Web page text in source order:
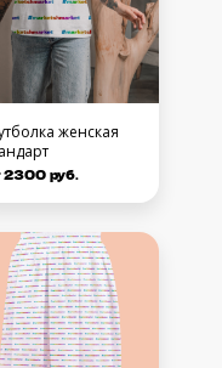
женская
2300 руб.